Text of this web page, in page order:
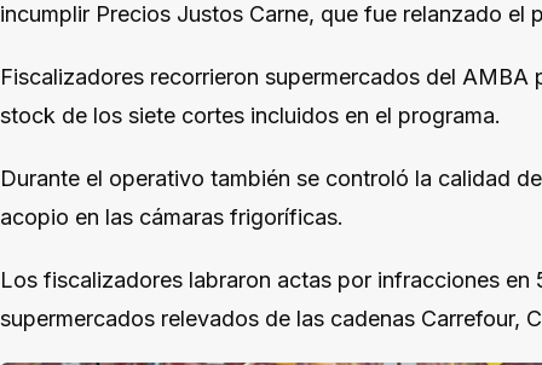
incumplir Precios Justos Carne, que fue relanzado el
Fiscalizadores recorrieron supermercados del
stock de los siete cortes incluidos en el programa.
Durante el operativo también se controló la calidad
acopio en las cámaras frigoríficas.
Los fiscalizadores labraron actas por infracciones en
supermercados relevados de las cadenas Carrefour,